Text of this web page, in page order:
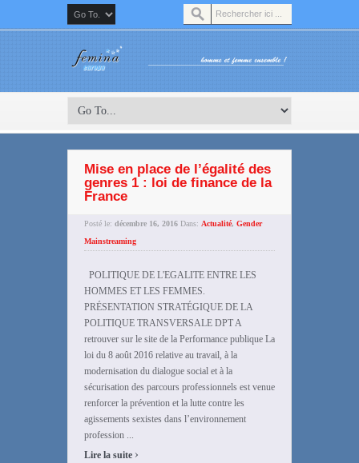
Mise en place de l’égalité des
genres 1 : loi de finance de la
France
Posté le: décembre 16, 2016 Dans: Actualité, Gender
Mainstreaming
POLITIQUE DE L'EGALITE ENTRE LES
HOMMES ET LES FEMMES.
PRÉSENTATION STRATÉGIQUE DE LA
POLITIQUE TRANSVERSALE DPT A
retrouver sur le site de la Performance publique La
loi du 8 août 2016 relative au travail, à la
modernisation du dialogue social et à la
sécurisation des parcours professionnels est venue
renforcer la prévention et la lutte contre les
agissements sexistes dans l’environnement
profession ...
Lire la suite ›